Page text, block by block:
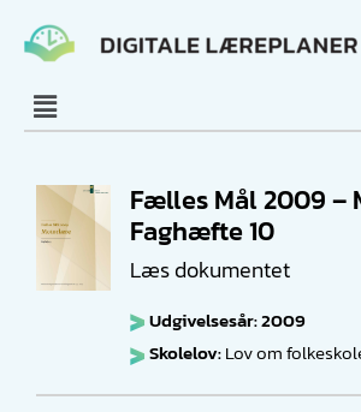
Fælles Mål 2009
Faghæfte 10
Læs dokumentet
Udgivelsesår: 2009
Skolelov:Lov om